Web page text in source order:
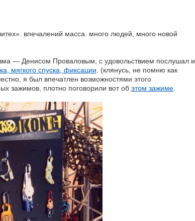
впечалений масса. много людей, много новой
— Денисом Проваловым, с удовольствием послушал и
мягкого спуска, фиксации . (клянусь, не помню как
я был впечатлен возможностями этого
зажимов, плотно поговорили вот об этом зажиме.